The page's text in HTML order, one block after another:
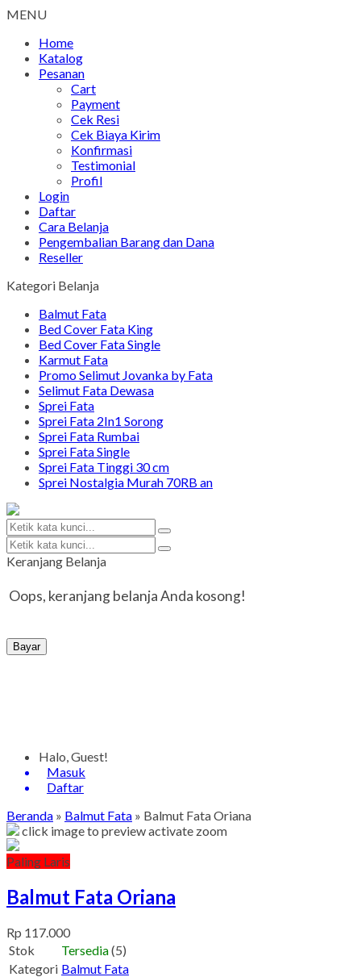
MENU
Home
Katalog
Pesanan
Cart
Payment
Cek Resi
Cek Biaya Kirim
Konfirmasi
Testimonial
Profil
Login
Daftar
Cara Belanja
Pengembalian Barang dan Dana
Reseller
Kategori Belanja
Balmut Fata
Bed Cover Fata King
Bed Cover Fata Single
Karmut Fata
Promo Selimut Jovanka by Fata
Selimut Fata Dewasa
Sprei Fata
Sprei Fata 2In1 Sorong
Sprei Fata Rumbai
Sprei Fata Single
Sprei Fata Tinggi 30 cm
Sprei Nostalgia Murah 70RB an
Keranjang Belanja
Oops, keranjang belanja Anda kosong!
Bayar
Halo, Guest!
Masuk
Daftar
Beranda » Balmut Fata » Balmut Fata Oriana
click image to previewactivate zoom
Paling Laris
Balmut Fata Oriana
Rp 117.000
Stok
Tersedia(5)
Kategori Balmut Fata